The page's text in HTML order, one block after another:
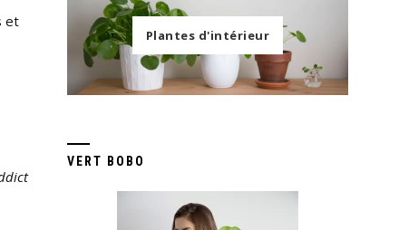
et
Plantes d'intérieur
VERT BOBO